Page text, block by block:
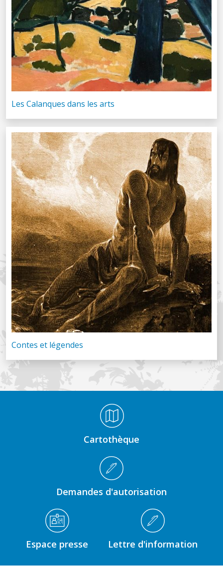
Les Calanques dans les arts
Contes et légendes
Cartothèque
Demandes d'autorisation
Espace presse Lettre d'information